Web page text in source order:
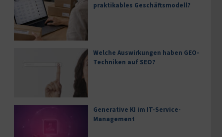
praktikables Geschäftsmodell?
Welche Auswirkungen haben GEO-
Techniken auf SEO?
Generative KI im IT-Service-
Management